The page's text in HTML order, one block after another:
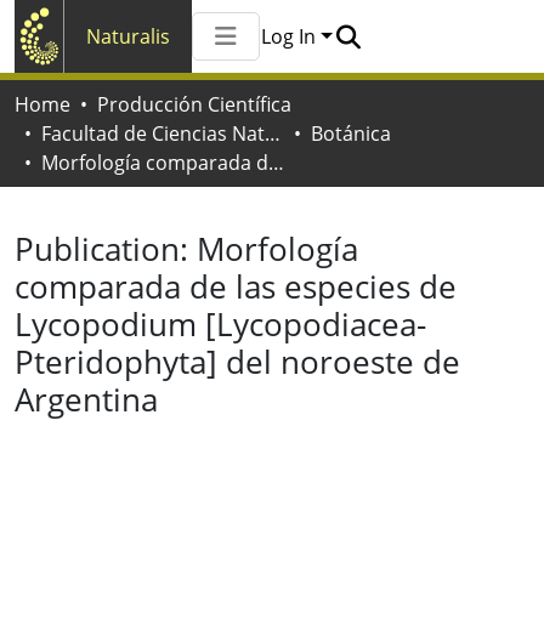
Naturalis
All of Naturalis
Log In
Home
Producción Científica
Facultad de Ciencias Naturales y Museo
Botánica
Morfología comparada de las especies de Lycopodium [Lycopodiacea-Pteridophyta] del noroeste de Argentina
Publication: Morfología
comparada de las especies de
Lycopodium [Lycopodiacea-
Pteridophyta] del noroeste de
Argentina